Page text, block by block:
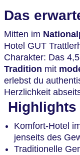
Das
Mitten im
Hotel GUT
Charakter: Das
Tradition mit
erlebst du
Herzlichkeit
Highlights
Komfort-Hotel
jenseits des
Traditionelle